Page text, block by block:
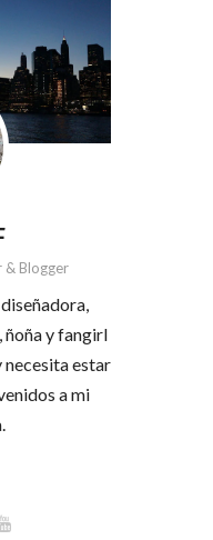
& Blogger
ñoña y fangirl
estar
a mi